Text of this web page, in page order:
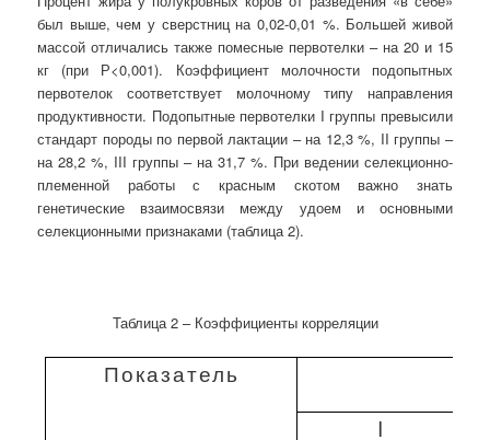
был выше, чем у сверстниц на 0,02-0,01 %. Большей живой
массой отличались также помесные первотелки – на 20 и 15
кг (при Р<0,001). Коэффициент молочности подопытных
первотелок соответствует молочному типу направления
продуктивности. Подопытные первотелки I группы превысили
стандарт породы по первой лактации – на 12,3 %, II группы –
на 28,2 %, III группы – на 31,7 %. При ведении селекционно-
племенной работы с красным скотом важно знать
генетические взаимосвязи между удоем и основными
селекционными признаками (таблица 2).
Таблица 2 – Коэффициенты корреляции
Показатель
I